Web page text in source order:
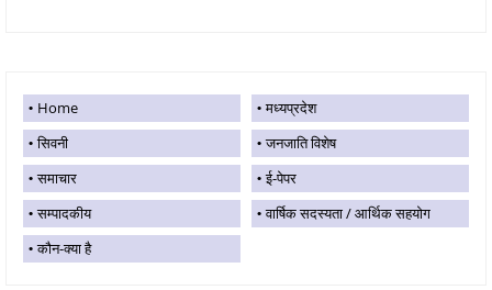
Home
मध्यप्रदेश
सिवनी
जनजाति विशेष
समाचार
ई-पेपर
सम्पादकीय
वार्षिक सदस्यता / आर्थिक सहयोग
कौन-क्या है